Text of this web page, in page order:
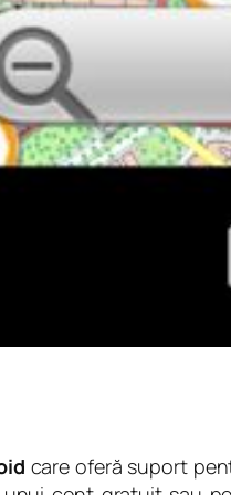
care oferă suport